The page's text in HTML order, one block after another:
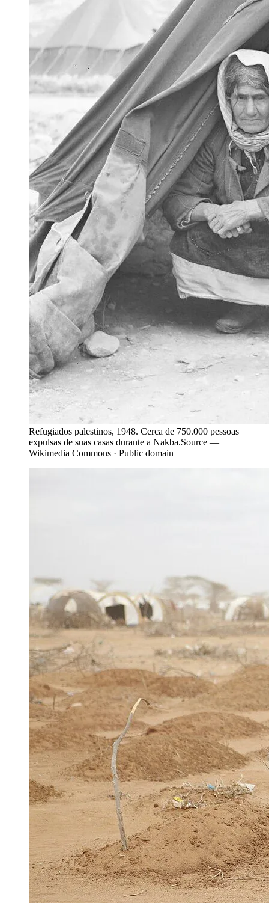
Refugiados palestinos, 1948. Cerca de 750.000 pessoas
expulsas de suas casas durante a Nakba.Source —
Wikimedia Commons · Public domain